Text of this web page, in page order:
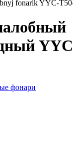
фонари